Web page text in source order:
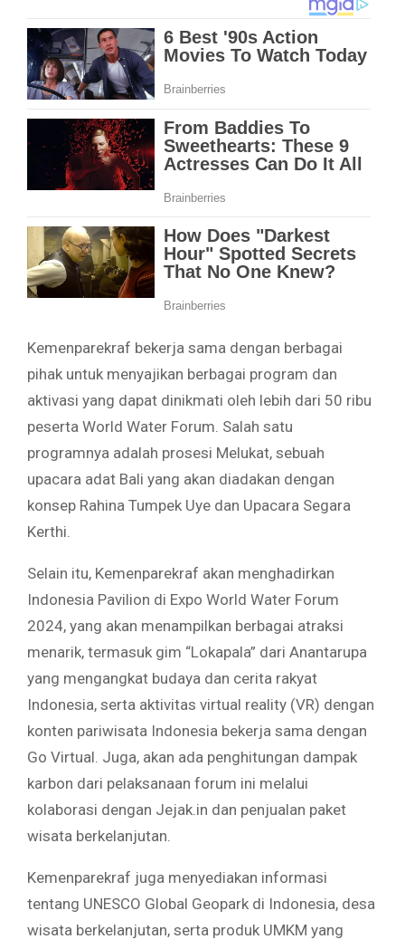
Kemenparekraf bekerja sama dengan berbagai
pihak untuk menyajikan berbagai program dan
aktivasi yang dapat dinikmati oleh lebih dari 50 ribu
peserta World Water Forum. Salah satu
programnya adalah prosesi Melukat, sebuah
upacara adat Bali yang akan diadakan dengan
konsep Rahina Tumpek Uye dan Upacara Segara
Kerthi.
Selain itu, Kemenparekraf akan menghadirkan
Indonesia Pavilion di Expo World Water Forum
2024, yang akan menampilkan berbagai atraksi
menarik, termasuk gim “Lokapala” dari Anantarupa
yang mengangkat budaya dan cerita rakyat
Indonesia, serta aktivitas virtual reality (VR) dengan
konten pariwisata Indonesia bekerja sama dengan
Go Virtual. Juga, akan ada penghitungan dampak
karbon dari pelaksanaan forum ini melalui
kolaborasi dengan Jejak.in dan penjualan paket
wisata berkelanjutan.
Kemenparekraf juga menyediakan informasi
tentang UNESCO Global Geopark di Indonesia, desa
wisata berkelanjutan, serta produk UMKM yang